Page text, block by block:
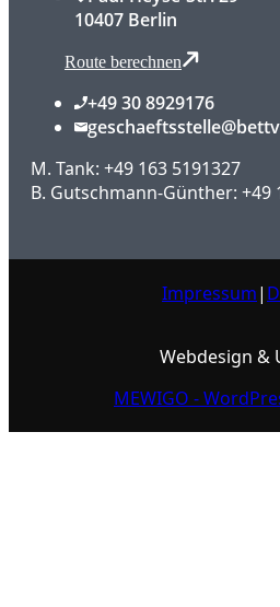
10407 Berlin
Route berechnen
+49 30 8929176
M. Tank: +49 163 5191327
B. Gutschmann-Günther: +49
Impressum|
Webdesign &
MEWIGO -